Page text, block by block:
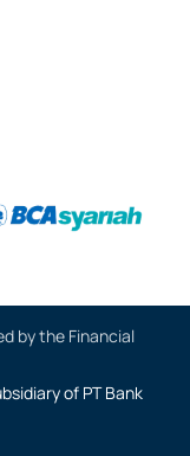
by the Financial
of PT Bank